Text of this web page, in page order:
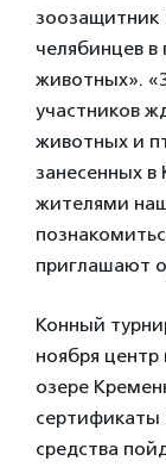
зоозащитник
челябинцев
животных».
участников
животных и
занесенных в
жителями
приглашают
Конный
ноября
озере
сертификаты
средства